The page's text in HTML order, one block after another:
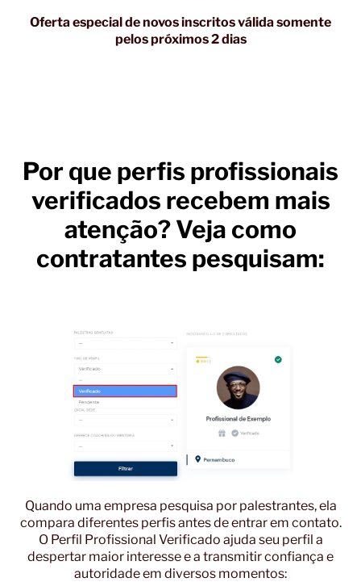
Oferta especial de novos inscritos válida somente
pelos próximos 2 dias
Por que perfis profissionais
verificados recebem mais
atenção? Veja como
contratantes pesquisam:
Quando uma empresa pesquisa por palestrantes, ela
compara diferentes perfis antes de entrar em contato.
O Perfil Profissional Verificado ajuda seu perfil a
despertar maior interesse e a transmitir confiança e
autoridade em diversos momentos: